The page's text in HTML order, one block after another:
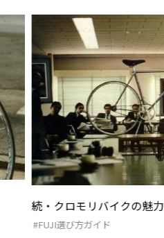
続・クロモリバイクの魅力
#FUJI選び方ガイド